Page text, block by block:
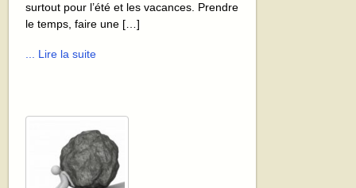
surtout pour l’été et les vacances. Prendre
le temps, faire une […]
... Lire la suite